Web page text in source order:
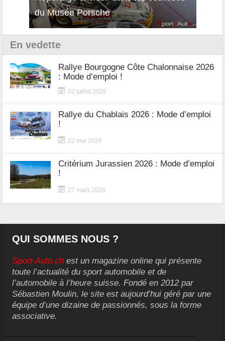
du Musée Porsche
En vedette
Rallye Bourgogne Côte Chalonnaise 2026
: Mode d’emploi !
02 juillet 2026
Rallye du Chablais 2026 : Mode d’emploi
!
22 mai 2026
Critérium Jurassien 2026 : Mode d’emploi
!
27 mars 2026
QUI SOMMES NOUS ?
Sport-Auto.ch est un magazine online qui présente
toute l’actualité du sport automobile et de
l’automobile à l’heure suisse. Fondé en 2012 par
Sébastien Moulin, le site est aujourd’hui géré par une
équipe d’une dizaine de passionnés, sous la forme
associative.